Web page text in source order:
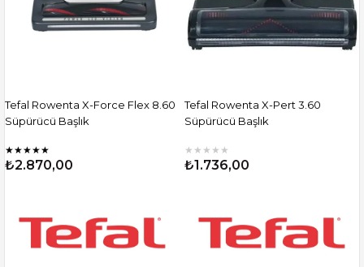
Tefal Rowenta X-Force Flex 8.60
Süpürücü Başlık
★★★★★
₺2.870,00
Tefal Rowenta X-Pert 3.60
Süpürücü Başlık
★ ★ ★ ★ ★
₺1.736,00